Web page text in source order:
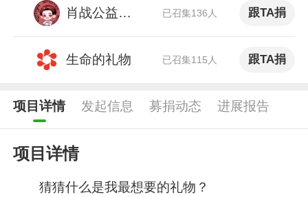
肖战公益一路有你 已召集136人 跟TA捐
生命的礼物 已召集115人 跟TA捐
项目详情 发起信息 募捐动态 进展报告
项目详情
猜猜什么是我最想要的礼物？